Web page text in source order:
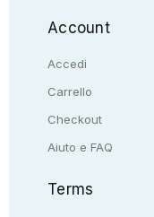
Account
Accedi
Carrello
Checkout
Aiuto e FAQ
Terms